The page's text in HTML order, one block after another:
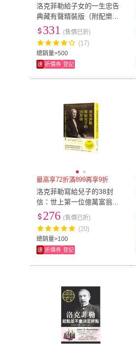
洛克菲勒給子女的一生忠告
典藏有聲精裝版（附配樂朗
讀MP3音檔連結）
總銷量>500
331 (售價已折)
(17)
速 折價券 登記
最高享72折滿899再享9折
洛克菲勒寫給兒子的38封
信：世上第一位億萬富翁，
與他富過七代的財富奧祕。
總銷量>100
276 (售價已折)
(20)
速 折價券 登記